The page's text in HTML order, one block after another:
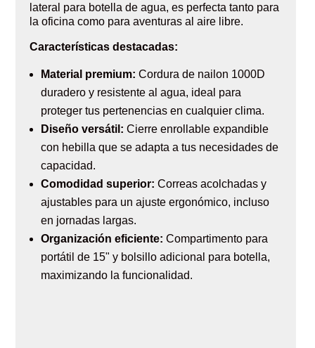
lateral para botella de agua, es perfecta tanto para
la oficina como para aventuras al aire libre.
Características destacadas:
Material premium: Cordura de nailon 1000D
duradero y resistente al agua, ideal para
proteger tus pertenencias en cualquier clima.
Diseño versátil: Cierre enrollable expandible
con hebilla que se adapta a tus necesidades de
capacidad.
Comodidad superior: Correas acolchadas y
ajustables para un ajuste ergonómico, incluso
en jornadas largas.
Organización eficiente: Compartimento para
portátil de 15" y bolsillo adicional para botella,
maximizando la funcionalidad.